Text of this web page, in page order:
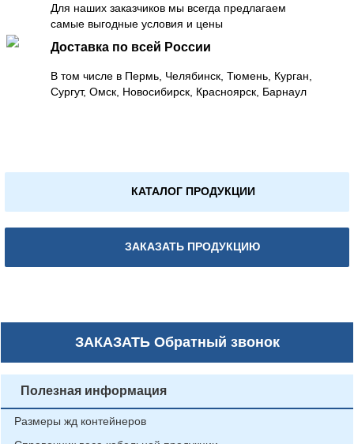
Для наших заказчиков мы всегда предлагаем
самые выгодные условия и цены
Доставка по всей России
В том числе в Пермь, Челябинск, Тюмень, Курган,
Сургут, Омск, Новосибирск, Красноярск, Барнаул
КАТАЛОГ ПРОДУКЦИИ
ЗАКАЗАТЬ ПРОДУКЦИЮ
ЗАКАЗАТЬОбратный звонок
Полезная информация
Размеры жд контейнеров